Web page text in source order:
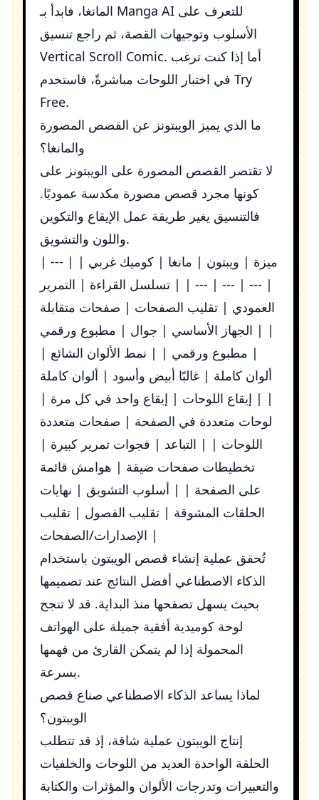
Manga AI
الأسلوب وتوجيهات القصة، ثم راجع تنسيق
Vertical Scroll Comic. أما إذا كنت ترغب
Try
Free.
ما الذي يميز الويبتونز عن القصص المصورة
والمانغا؟
لا تقتصر القصص المصورة على الويبتونز على
كونها مجرد قصص مصورة مكدسة عموديًا.
فالتنسيق يغير طريقة عمل الإيقاع والتكوين
واللون والتشويق.
| ميزة | ويبتون | مانغا | كوميك غربي | | ---
| --- | --- | --- | | تسلسل القراءة | التمرير
العمودي | تقليب الصفحات | صفحات متقابلة
| | الجهاز الأساسي | جوال | مطبوع ورقمي
| مطبوع ورقمي | | نمط الألوان الشائع |
ألوان كاملة | غالبًا أبيض وأسود | ألوان كاملة
| | إيقاع اللوحات | إيقاع واحد في كل مرة |
لوحات متعددة في الصفحة | صفحات متعددة
اللوحات | | التباعد | فجوات تمرير كبيرة |
تخطيطات صفحات ضيقة | هوامش قائمة
على الصفحة | | أسلوب التشويق | نهايات
الحلقات المشوقة | تقليب الفصول | تقليب
الإصدارات/الصفحات |
تُحقق عملية إنشاء قصص الويبتون باستخدام
الذكاء الاصطناعي أفضل النتائج عند تصميمها
بحيث يسهل تصفحها منذ البداية. قد لا تنجح
لوحة كوميدية أفقية جميلة على الهواتف
المحمولة إذا لم يتمكن القارئ من فهمها
بسرعة.
لماذا يساعد الذكاء الاصطناعي صناع قصص
الويبتون؟
إنتاج الويبتون عملية شاقة، إذ قد تتطلب
الحلقة الواحدة العديد من اللوحات والخلفيات
والتعبيرات وتدرجات الألوان والمؤثرات والكتابة